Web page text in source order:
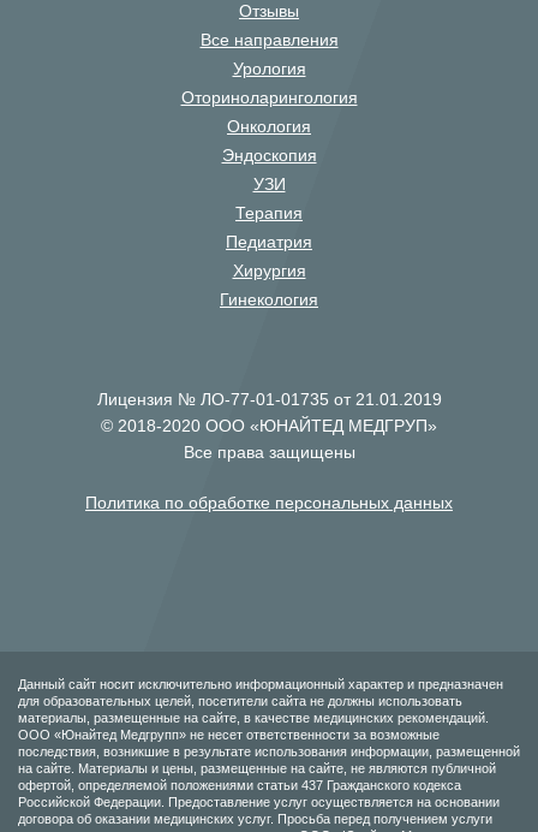
Отзывы
Все направления
Урология
Оториноларингология
Онкология
Эндоскопия
УЗИ
Терапия
Педиатрия
Хирургия
Гинекология
Лицензия № ЛО-77-01-01735 от 21.01.2019
© 2018-2020 ООО «ЮНАЙТЕД МЕДГРУП»
Все права защищены
Политика по обработке персональных данных
Данный сайт носит исключительно информационный характер и предназначен
для образовательных целей, посетители сайта не должны использовать
материалы, размещенные на сайте, в качестве медицинских рекомендаций.
ООО «Юнайтед Медгрупп» не несет ответственности за возможные
последствия, возникшие в результате использования информации, размещенной
на сайте. Материалы и цены, размещенные на сайте, не являются публичной
офертой, определяемой положениями статьи 437 Гражданского кодекса
Российской Федерации. Предоставление услуг осуществляется на основании
договора об оказании медицинских услуг. Просьба перед получением услуги